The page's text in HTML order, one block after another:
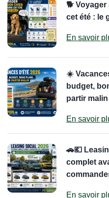
🐕
cet été : le
En savoir
☀️
budget,
partir malin
En savoir
🚗💶
complet
En savoir